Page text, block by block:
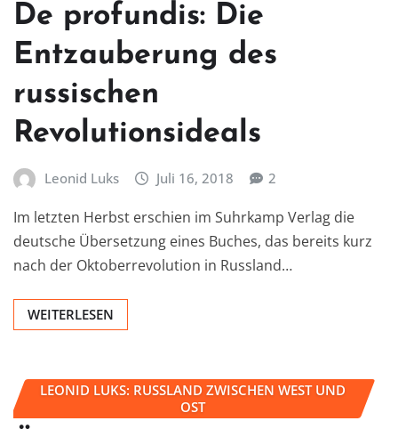
De profundis: Die
Entzauberung des
russischen
Revolutionsideals
Leonid Luks Juli 16, 2018 2
Im letzten Herbst erschien im Suhrkamp Verlag die
deutsche Übersetzung eines Buches, das bereits kurz
nach der Oktoberrevolution in Russland…
WEITERLESEN
LEONID LUKS: RUSSLAND ZWISCHEN WEST UND
OST